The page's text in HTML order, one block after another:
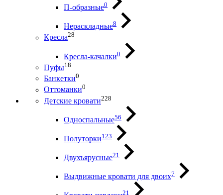
П-образные0
Нераскладные8
Кресла28
Кресла-качалки0
Пуфы18
Банкетки0
Оттоманки0
Детские кровати228
Односпальные56
Полуторки123
Двухъярусные21
Выдвижные кровати для двоих7
21